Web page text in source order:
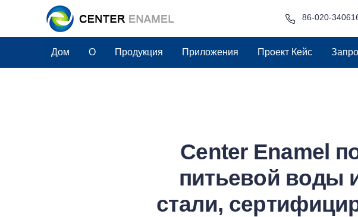
86-020-
Дом О Продукция Приложения Проект Кейс
Center Enamel
питьевой воды
стали,